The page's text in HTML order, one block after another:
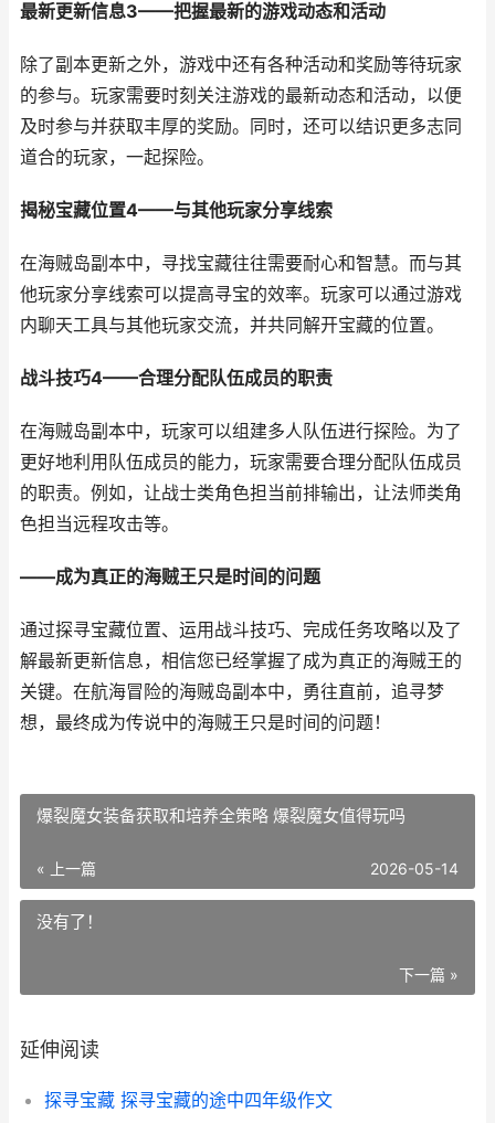
最新更新信息3——把握最新的游戏动态和活动
除了副本更新之外，游戏中还有各种活动和奖励等待玩家
的参与。玩家需要时刻关注游戏的最新动态和活动，以便
及时参与并获取丰厚的奖励。同时，还可以结识更多志同
道合的玩家，一起探险。
揭秘宝藏位置4——与其他玩家分享线索
在海贼岛副本中，寻找宝藏往往需要耐心和智慧。而与其
他玩家分享线索可以提高寻宝的效率。玩家可以通过游戏
内聊天工具与其他玩家交流，并共同解开宝藏的位置。
战斗技巧4——合理分配队伍成员的职责
在海贼岛副本中，玩家可以组建多人队伍进行探险。为了
更好地利用队伍成员的能力，玩家需要合理分配队伍成员
的职责。例如，让战士类角色担当前排输出，让法师类角
色担当远程攻击等。
——成为真正的海贼王只是时间的问题
通过探寻宝藏位置、运用战斗技巧、完成任务攻略以及了
解最新更新信息，相信您已经掌握了成为真正的海贼王的
关键。在航海冒险的海贼岛副本中，勇往直前，追寻梦
想，最终成为传说中的海贼王只是时间的问题！
爆裂魔女装备获取和培养全策略 爆裂魔女值得玩吗
« 上一篇 2026-05-14
没有了！
下一篇 »
延伸阅读
探寻宝藏 探寻宝藏的途中四年级作文